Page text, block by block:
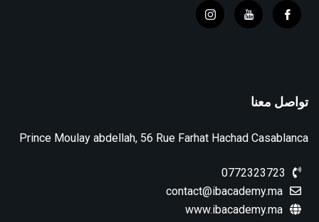
تواصل معنا
Prince Moulay abdellah, 56 Rue Farhat Hachad Casablanca
0772323723
contact@ibacademy.ma
www.ibacademy.ma